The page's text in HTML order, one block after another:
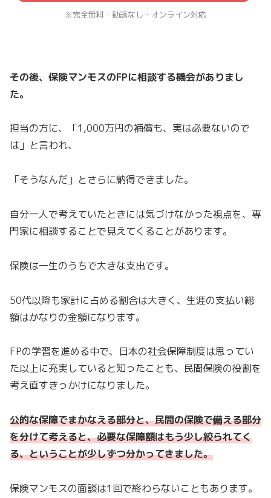
※完全無料・勧誘なし・オンライン対応
その後、保険マンモスのFPに相談する機会がありまし
た。
担当の方に、「1,000万円の補償も、実は必要ないので
は」と言われ、
「そうなんだ」とさらに納得できました。
自分一人で考えていたときには気づけなかった視点を、専
門家に相談することで見えてくることがあります。
保険は一生のうちで大きな支出です。
50代以降も家計に占める割合は大きく、生涯の支払い総
額はかなりの金額になります。
FPの学習を進める中で、日本の社会保障制度は思ってい
た以上に充実していると知ったことも、民間保険の役割を
考え直すきっかけになりました。
公的な保障でまかなえる部分と、民間の保険で備える部分
を分けて考えると、必要な保障額はもう少し絞られてく
る、ということが少しずつ分かってきました。
保険マンモスの面談は1回で終わらないこともあります。